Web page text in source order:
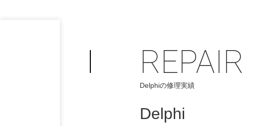
PHILOSOPHY
REPAIR
Delphiの修理実績
Delphi